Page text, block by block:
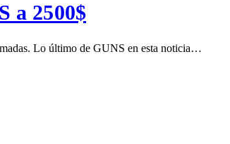
a 2500$
Lo último de GUNS en esta noticia…